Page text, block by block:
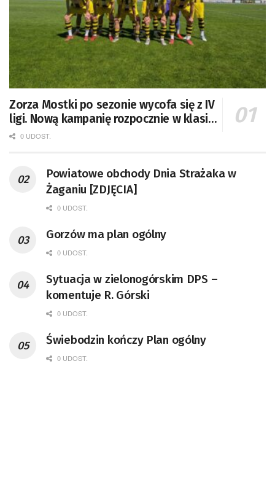
Zorza Mostki po sezonie wycofa się z IV
ligi. Nową kampanię rozpocznie w klasie
A 0 UDOST.
Powiatowe obchody Dnia Strażaka w
Żaganiu [ZDJĘCIA]
0 UDOST.
Gorzów ma plan ogólny
0 UDOST.
Sytuacja w zielonogórskim DPS –
komentuje R. Górski
0 UDOST.
Świebodzin kończy Plan ogólny
0 UDOST.